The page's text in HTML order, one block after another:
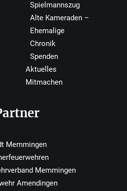
Spielmannszug
Alte Kameraden –
Ehemalige
Chronik
Spenden
Aktuelles
Mitmachen
Memmingen
Memmingen
Amendingen